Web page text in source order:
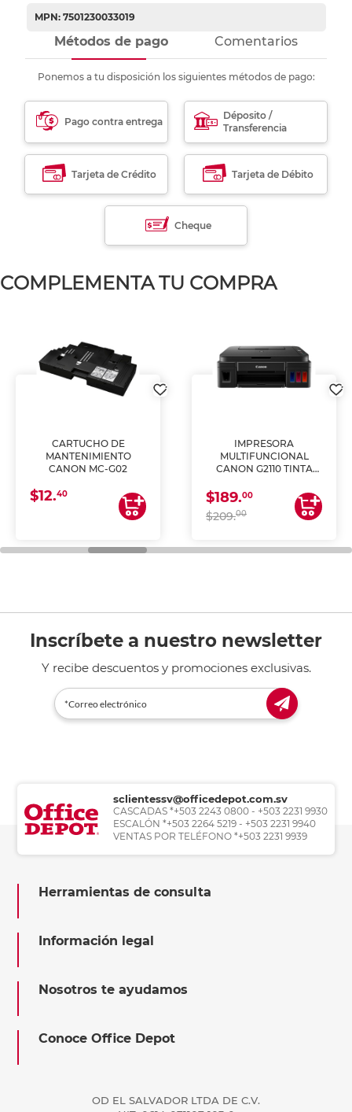
MPN: 7501230033019
Métodos de pago Comentarios
Ponemos a tu disposición los siguientes métodos de pago:
Pago contra entrega
Déposito /
Transferencia
Tarjeta de Crédito Tarjeta de Débito
Cheque
COMPLEMENTA TU COMPRA
CARTUCHO DE
MANTENIMIENTO
CANON MC-G02
$12.40
IMPRESORA
MULTIFUNCIONAL
CANON G2110 TINTA
$189.00
$209.00
Inscríbete a nuestro newsletter
Y recibe descuentos y promociones exclusivas.
sclientessv@officedepot.com.sv
CASCADAS *+503 2243 0800 - +503 2231 9930
ESCALÓN *+503 2264 5219 - +503 2231 9940
VENTAS POR TELÉFONO *+503 2231 9939
Herramientas de consulta
Información legal
Nosotros te ayudamos
Conoce Office Depot
OD EL SALVADOR LTDA DE C.V.